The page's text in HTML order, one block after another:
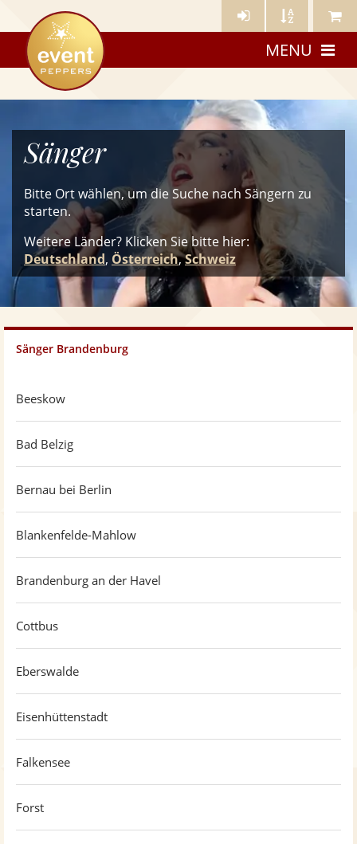
Künstler- Künstler Meine
eventpeppers
MENU
Sänger
Bitte Ort wählen, um die Suche nach Sängern zu
starten.
Weitere Länder? Klicken Siebitte hier:
Deutschland, Österreich,Schweiz
Sänger Brandenburg
Beeskow
Bad Belzig
Bernau bei Berlin
Blankenfelde-Mahlow
Brandenburg an der Havel
Cottbus
Eberswalde
Eisenhüttenstadt
Falkensee
Forst